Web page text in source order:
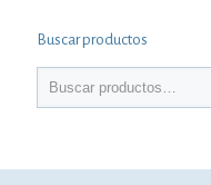
Buscar productos